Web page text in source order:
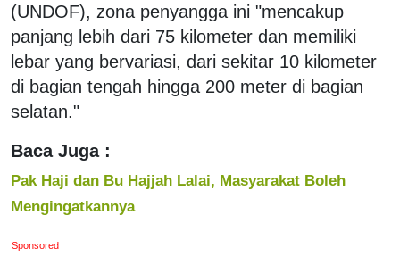
(UNDOF), zona penyangga ini "mencakup
panjang lebih dari 75 kilometer dan memiliki
lebar yang bervariasi, dari sekitar 10 kilometer
di bagian tengah hingga 200 meter di bagian
selatan."
Baca Juga :
Pak Haji dan Bu Hajjah Lalai, Masyarakat Boleh
Mengingatkannya
Sponsored